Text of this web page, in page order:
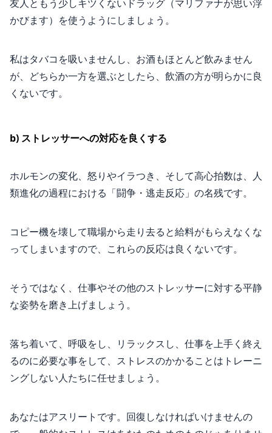
友人ともう少しキツくないドラッグ（マリファナが思い浮
かびます）を使うようにしましょう。
私はタバコを吸いませんし、お酒もほとんど飲みません
が、どちらか一方を選ぶとしたら、飲酒の方が明らかに良
くないです。
b) ストレッサーへの対応を良くする
ホルモンの変化、怒りやイラつき、そして高心拍数は、人
類進化の過程における「闘争・逃走反応」の名残です。
コピー機を壊して職場から走り去ると給料がもらえなくな
ってしまいますので、これらの反応は良くないです。
そうではなく、仕事やその他のストレッサーに対する平静
な姿勢を磨き上げましょう。
落ち着いて、呼吸をし、リラックスし、仕事を上手く終え
るのに必要な事をして、ストレスのかかることはトレーニ
ングしない人たちに任せましょう。
あなたはアスリートです。回復しなければいけませんの